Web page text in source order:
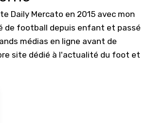
Daily Mercato en 2015 avec mon
de football depuis enfant et passé
médias en ligne avant de
site dédié à l'actualité du foot et